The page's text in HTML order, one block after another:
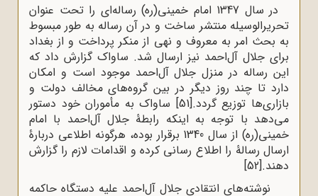
در سال 1347 امام خمینی(ره) رساله‌ای را تحت عنوان
تحریر‌الوسیله منتشر ساخت و در آن رساله به طور مبسوط
به بحث امر به معروف و نهی از منکر پرداخت و از بغداد
برای جلال آل‌احمد نیز ارسال شد. ساواک گزارش داد که
این رساله در منزل جلال آل‌احمد موجود است و امکان
دارد تا چند روز دیگر در بین گروه‌های مخالف دولت و
بازاری‌ها توزیع گردد.[51] ساواک به مأموران خود دستور
می‌دهد با توجه به اینکه رابطۀ جلال آل‌احمد با امام
خمینی(ره) از سال 1340 برقرار بوده، هرگونه اطلاعی دربارۀ
ارسال رسالۀ را اطلاع رسانی کرده و اقدامات لازم را گزارش
دهند.[52]
نوشته‌های انتقادی جلال آل‌احمد علیه دستگاه حاکمه